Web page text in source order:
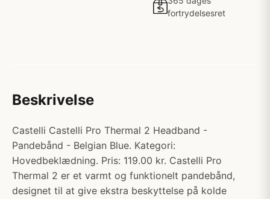
fortrydelsesret
Beskrivelse
Castelli Castelli Pro Thermal 2 Headband -
Pandebånd - Belgian Blue. Kategori:
Hovedbeklædning. Pris: 119.00 kr. Castelli Pro
Thermal 2 er et varmt og funktionelt pandebånd,
designet til at give ekstra beskyttelse på kolde